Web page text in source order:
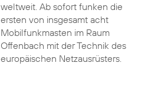
weltweit. Ab sofort funken die
ersten von insgesamt acht
Mobilfunkmasten im Raum
Offenbach mit der Technik des
europäischen Netzausrüsters.